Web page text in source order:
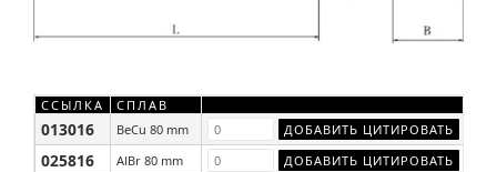
ССЫЛКА СПЛАВ
013016 BeCu 80 mm
025816 AlBr 80 mm